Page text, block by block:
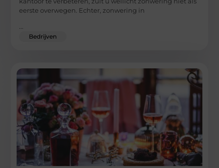
eerste overwegen. Echter, zonwering in
Bedrijven